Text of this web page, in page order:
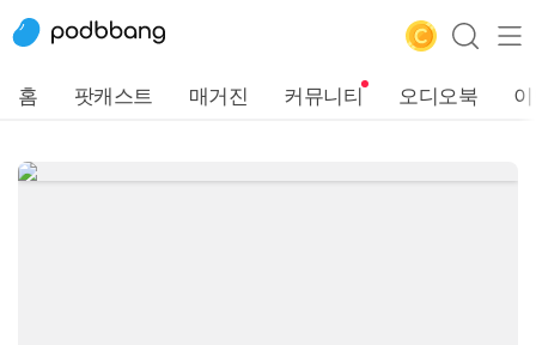
홈 팟캐스트 매거진 커뮤니티 오디오북